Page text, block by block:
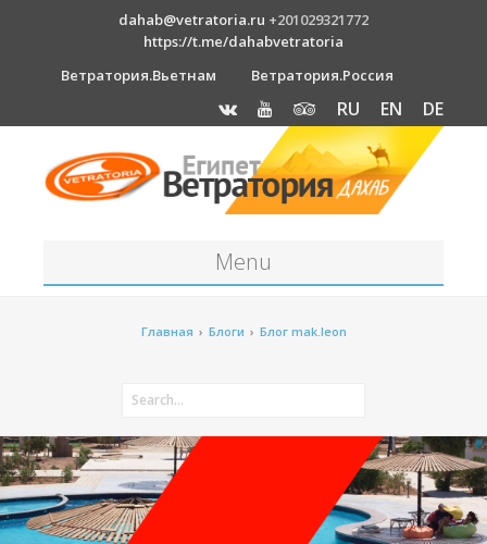
dahab@vetratoria.ru +201029321772
https://t.me/dahabvetratoria
Ветратория.Вьетнам
Ветратория.Россия
RU EN DE
Menu
Как к нам добраться?
Главная › Блоги › Блог mak.leon